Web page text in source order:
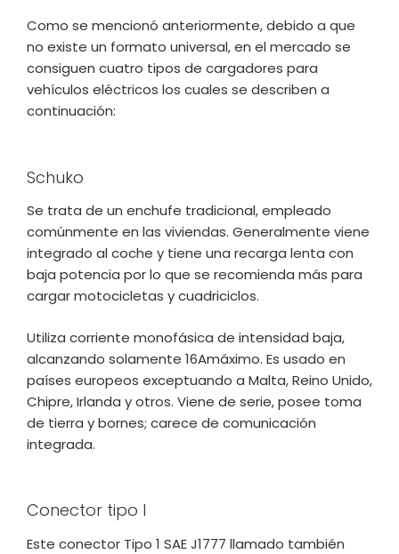
Como se mencionó anteriormente, debido a que
no existe un formato universal, en el mercado se
consiguen cuatro tipos de cargadores para
vehículos eléctricos los cuales se describen a
continuación:
Schuko
Se trata de un enchufe tradicional, empleado
comúnmente en las viviendas. Generalmente viene
integrado al coche y tiene una recarga lenta con
baja potencia por lo que se recomienda más para
cargar motocicletas y cuadriciclos.
Utiliza corriente monofásica de intensidad baja,
alcanzando solamente 16Amáximo. Es usado en
países europeos exceptuando a Malta, Reino Unido,
Chipre, Irlanda y otros. Viene de serie, posee toma
de tierra y bornes; carece de comunicación
integrada.
Conector tipo I
Este conector Tipo 1 SAE J1777 llamado también